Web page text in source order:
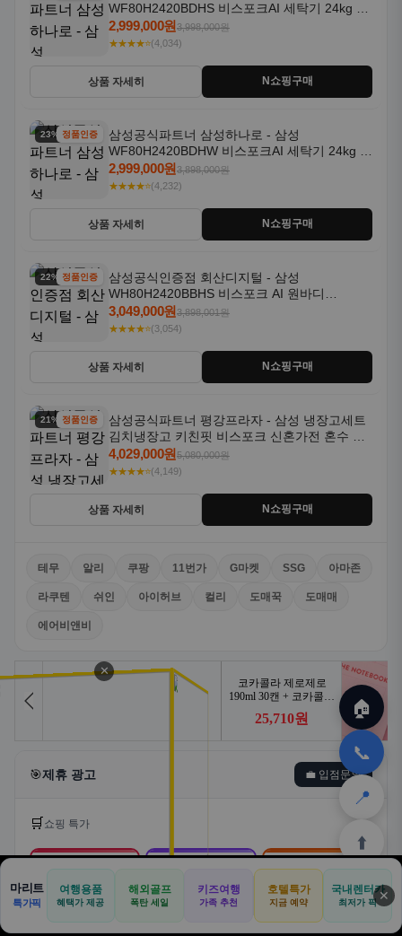
WF80H2420BDHS 비스포크AI 세탁기 24kg 건
조기 20kg 세제자동투입
2,999,000원3,998,000원
★★★★⭐(4,034)
상품 자세히 N쇼핑구매
23% 할인정품인증
삼성공식파트너 삼성하나로 - 삼성
WF80H2420BDHW 비스포크AI 세탁기 24kg 건
조기 20kg 세제자동투입
2,999,000원3,898,000원
★★★★⭐(4,232)
상품 자세히 N쇼핑구매
22% 할인정품인증
삼성공식인증점 회산디지털 - 삼성
WH80H2420BBHS 비스포크 AI 원바디
24kg+20kg 세제자동투입 1등급
3,049,000원3,898,001원
★★★★⭐(3,054)
상품 자세히 N쇼핑구매
21% 할인정품인증
삼성공식파트너 평강프라자 - 삼성 냉장고세트
김치냉장고 키친핏 비스포크 신혼가전 혼수 입
주가전 빌트인 화이트
4,029,000원5,080,000원
★★★★⭐(4,149)
상품 자세히 N쇼핑구매
테무 알리 쿠팡 11번가 G마켓 SSG 아마존
라쿠텐 쉬인 아이허브 컬리 도매꾹 도매매
에어비앤비
🎯제휴 광고 💼 입점문의
🛒 쇼핑 특가
🛒
쿠팡
로켓배송·특가
📦
알리익스프레스
🎁
테무
초저가·무료배송
🏠
✈️
공항
⛳
📋
🛒
쿠팡
🎁
테무
🏠
📞
📍
⬆️
🏠 📝
견적
🚐
기사등록
🛒
아마존
✕
마리트
특가픽
여행용품
혜택가 제공
해외골프
폭탄 세일
키즈여행
가족 추천
호텔특가
지금 예약
국내렌터카
최저가 픽 ✕